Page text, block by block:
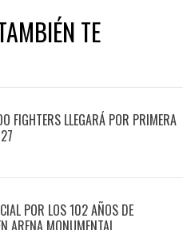
TE
FIGHTERS LLEGARÁ POR PRIMERA
POR LOS 102 AÑOS DE